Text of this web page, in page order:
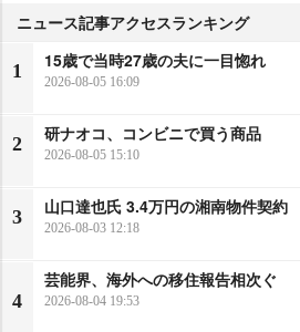
ニュース記事アクセスランキング
1
15歳で当時27歳の夫に一目惚れ
2026-08-05 16:09
2
研ナオコ、コンビニで買う商品
2026-08-05 15:10
3
山口達也氏 3.4万円の湘南物件契約
2026-08-03 12:18
4
芸能界、海外への移住報告相次ぐ
2026-08-04 19:53